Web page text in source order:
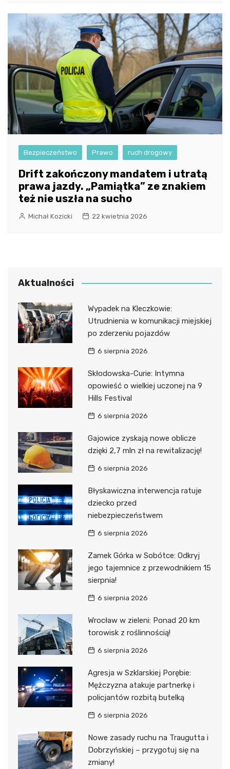
Bezpieczeństwo Prawo ruch drogowy
Drift zakończony mandatem i utratą
prawa jazdy. „Pamiątka” ze znakiem
też nie uszła na sucho
Michał Kozicki 22 kwietnia 2026
Aktualności
Wypadek na Kleczkowie:
Utrudnienia w komunikacji miejskiej
po zderzeniu pojazdów
6 sierpnia 2026
Skłodowska-Curie: Intymna
opowieść o wielkiej uczonej na 9
Hills Festival
6 sierpnia 2026
Gajowice zyskają nowe oblicze
dzięki 2,7 mln zł na rewitalizację!
6 sierpnia 2026
Błyskawiczna interwencja ratuje
dziecko przed
niebezpieczeństwem
6 sierpnia 2026
Zamek Górka w Sobótce: Odkryj
jego tajemnice z przewodnikiem 15
sierpnia!
6 sierpnia 2026
Wrocław w zieleni: Ponad 20 km
torowisk z roślinnością!
6 sierpnia 2026
Agresja w Szklarskiej Porębie:
Mężczyzna atakuje partnerkę i
policjantów rozbitą butelką
6 sierpnia 2026
Nowe zasady ruchu na Traugutta i
Dobrzyńskiej – przygotuj się na
zmiany!